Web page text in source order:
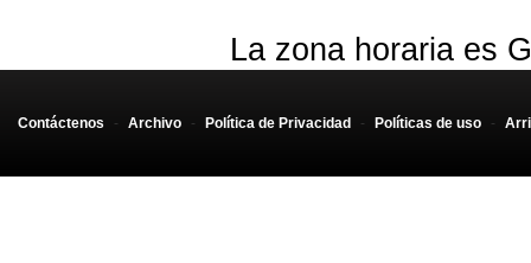
La zona horaria es
Contáctenos - Archivo - Política de Privacidad - Políticas de uso -